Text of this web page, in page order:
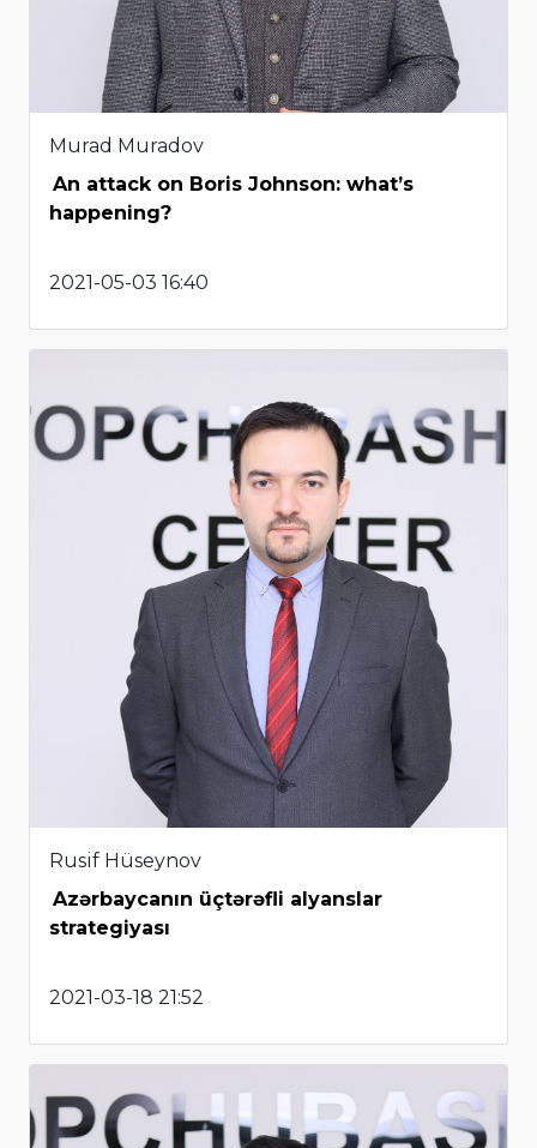
Murad Muradov
An attack on Boris Johnson: what’s
happening?
2021-05-03 16:40
Rusif Hüseynov
Azərbaycanın üçtərəfli alyanslar
strategiyası
2021-03-18 21:52